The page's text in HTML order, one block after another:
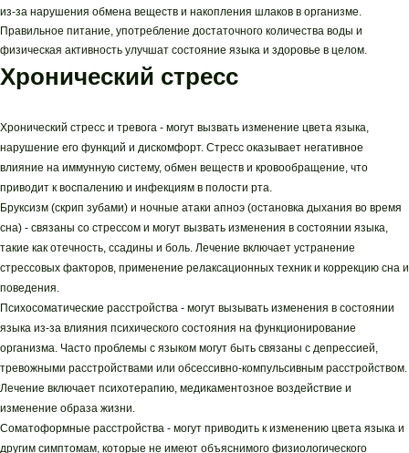
из-за нарушения обмена веществ и накопления шлаков в организме.
Правильное питание, употребление достаточного количества воды и
физическая активность улучшат состояние языка и здоровье в целом.
Хронический стресс
Хронический стресс и тревога - могут вызвать изменение цвета языка,
нарушение его функций и дискомфорт. Стресс оказывает негативное
влияние на иммунную систему, обмен веществ и кровообращение, что
приводит к воспалению и инфекциям в полости рта.
Бруксизм (скрип зубами) и ночные атаки апноэ (остановка дыхания во время
сна) - связаны со стрессом и могут вызвать изменения в состоянии языка,
такие как отечность, ссадины и боль. Лечение включает устранение
стрессовых факторов, применение релаксационных техник и коррекцию сна и
поведения.
Психосоматические расстройства - могут вызывать изменения в состоянии
языка из-за влияния психического состояния на функционирование
организма. Часто проблемы с языком могут быть связаны с депрессией,
тревожными расстройствами или обсессивно-компульсивным расстройством.
Лечение включает психотерапию, медикаментозное воздействие и
изменение образа жизни.
Соматоформные расстройства - могут приводить к изменению цвета языка и
другим симптомам, которые не имеют объяснимого физиологического